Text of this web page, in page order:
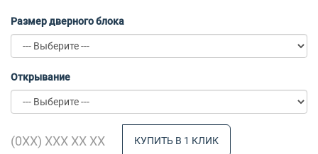
Размер дверного блока
Открывание
КУПИТЬ В 1 КЛИК